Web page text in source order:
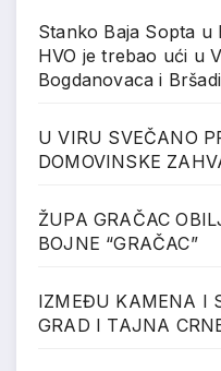
Stanko Baja Sopta u
HVO je trebao ući u
Bogdanovaca i
U VIRU SVEČANO
DOMOVINSKE
ŽUPA GRAČAC
BOJNE “GRAČAC”
IZMEĐU KAMENA I
GRAD I TAJNA